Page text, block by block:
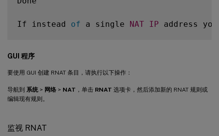
If instead of a single NAT IP address
Done
Done
An ACL
GUI 程序
要使用 GUI 创建 RNAT 条目，请执行以下操作：
导航到 系统 > 网络 > NAT ，单击 RNAT 选项卡，然后添加新的 RNAT 规则或
编辑现有规则。
监视 RNAT